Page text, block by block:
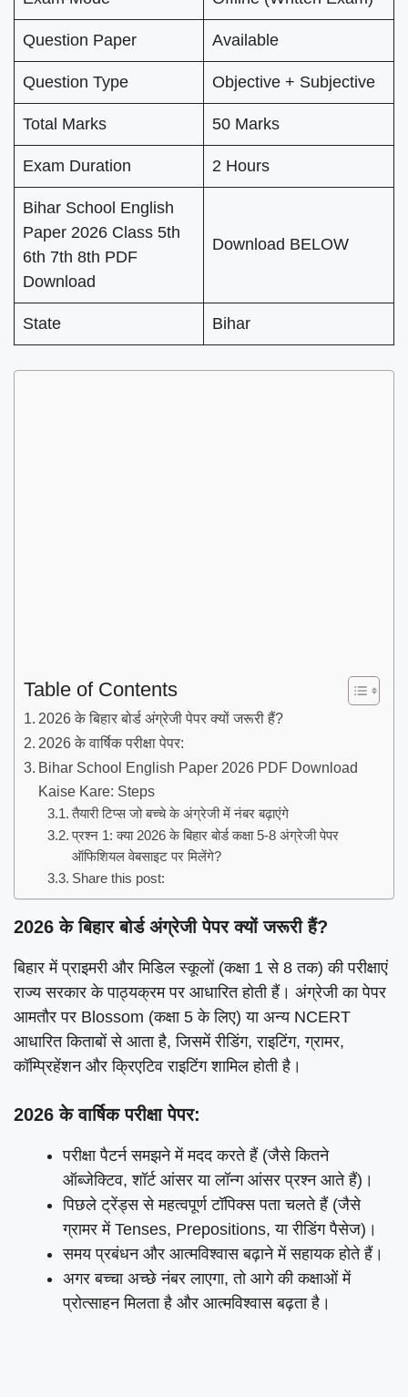
Question Paper Available
Question Type Objective + Subjective
Total Marks 50 Marks
Exam Duration 2 Hours
Bihar School English
Paper 2026 Class 5th
6th 7th 8th PDF
Download
Download BELOW
State Bihar
Table of Contents
2026 के बिहार बोर्ड अंग्रेजी पेपर क्यों जरूरी हैं?
2026 के वार्षिक परीक्षा पेपर:
Bihar School English Paper 2026 PDF Download
Kaise Kare: Steps
तैयारी टिप्स जो बच्चे के अंग्रेजी में नंबर बढ़ाएंगे
प्रश्न 1: क्या 2026 के बिहार बोर्ड कक्षा 5-8 अंग्रेजी पेपर
ऑफिशियल वेबसाइट पर मिलेंगे?
Share this post:
2026 के बिहार बोर्ड अंग्रेजी पेपर क्यों जरूरी हैं?
बिहार में प्राइमरी और मिडिल स्कूलों (कक्षा 1 से 8 तक) की परीक्षाएं
राज्य सरकार के पाठ्यक्रम पर आधारित होती हैं। अंग्रेजी का पेपर
आमतौर पर Blossom (कक्षा 5 के लिए) या अन्य NCERT
आधारित किताबों से आता है, जिसमें रीडिंग, राइटिंग, ग्रामर,
कॉम्प्रिहेंशन और क्रिएटिव राइटिंग शामिल होती है।
2026 के वार्षिक परीक्षा पेपर:
परीक्षा पैटर्न समझने में मदद करते हैं (जैसे कितने
ऑब्जेक्टिव, शॉर्ट आंसर या लॉन्ग आंसर प्रश्न आते हैं)।
पिछले ट्रेंड्स से महत्वपूर्ण टॉपिक्स पता चलते हैं (जैसे
ग्रामर में Tenses, Prepositions, या रीडिंग पैसेज)।
समय प्रबंधन और आत्मविश्वास बढ़ाने में सहायक होते हैं।
अगर बच्चा अच्छे नंबर लाएगा, तो आगे की कक्षाओं में
प्रोत्साहन मिलता है और आत्मविश्वास बढ़ता है।